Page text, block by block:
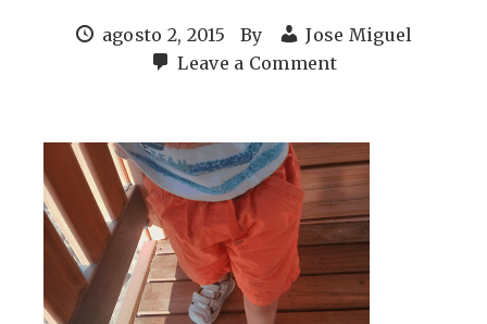
agosto 2, 2015 By
Jose Miguel
Leave a Comment